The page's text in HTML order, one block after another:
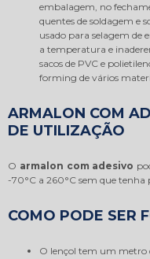
embalagem, no
quentes de soldagem e
usado para selagem de
a temperatura e
sacos de PVC e
forming de vários
ARMALON COM
DE UTILIZAÇÃO
O armalon com adesivo
-70°C a 260°C sem que tenha
COMO PODE SER
O lençol tem um metro